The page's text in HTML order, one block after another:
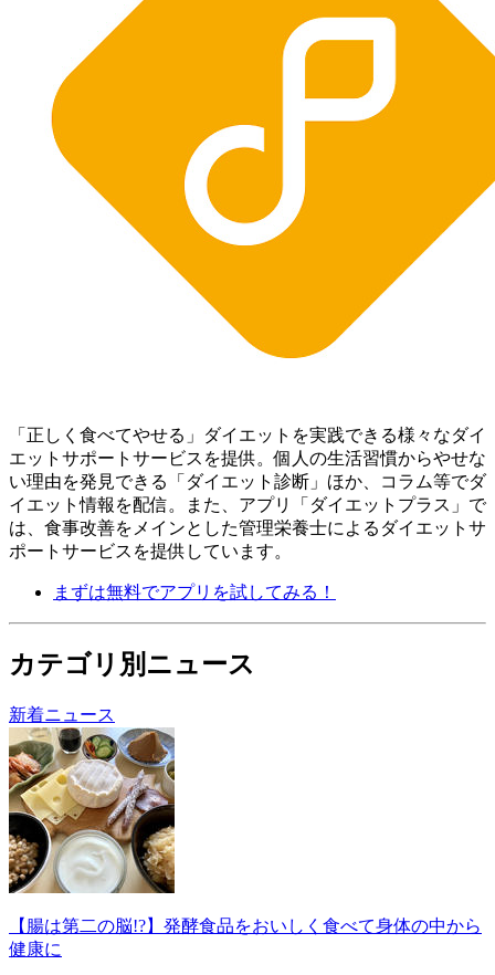
「正しく食べてやせる」ダイエットを実践できる様々なダイ
エットサポートサービスを提供。個人の生活習慣からやせな
い理由を発見できる「ダイエット診断」ほか、コラム等でダ
イエット情報を配信。 また、アプリ「ダイエットプラス」で
は、食事改善をメインとした管理栄養士によるダイエットサ
ポートサービスを提供しています。
まずは無料でアプリを試してみる！
カテゴリ別ニュース
新着ニュース
【腸は第二の脳!?】発酵食品をおいしく食べて身体の中から
健康に